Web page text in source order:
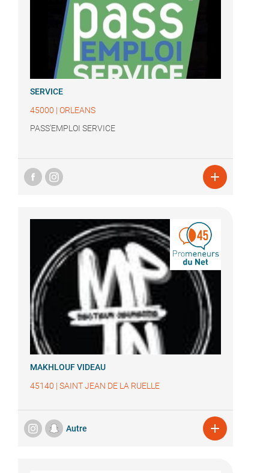
SERVICE
45000 | ORLEANS
PASS'EMPLOI SERVICE

MAKHLOUF VIDEAU
45140 | SAINT JEAN DE LA RUELLE
Autre 